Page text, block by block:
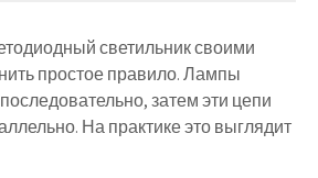
светильник своими
простое правило.Лампы
, затем эти цепи
На практике это выглядит